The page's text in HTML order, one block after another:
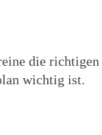
die
wichtig ist.